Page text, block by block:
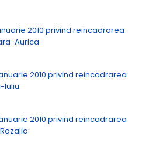
2010 privind reincadrarea
Aurica
2010 privind reincadrarea
Iuliu
2010 privind reincadrarea